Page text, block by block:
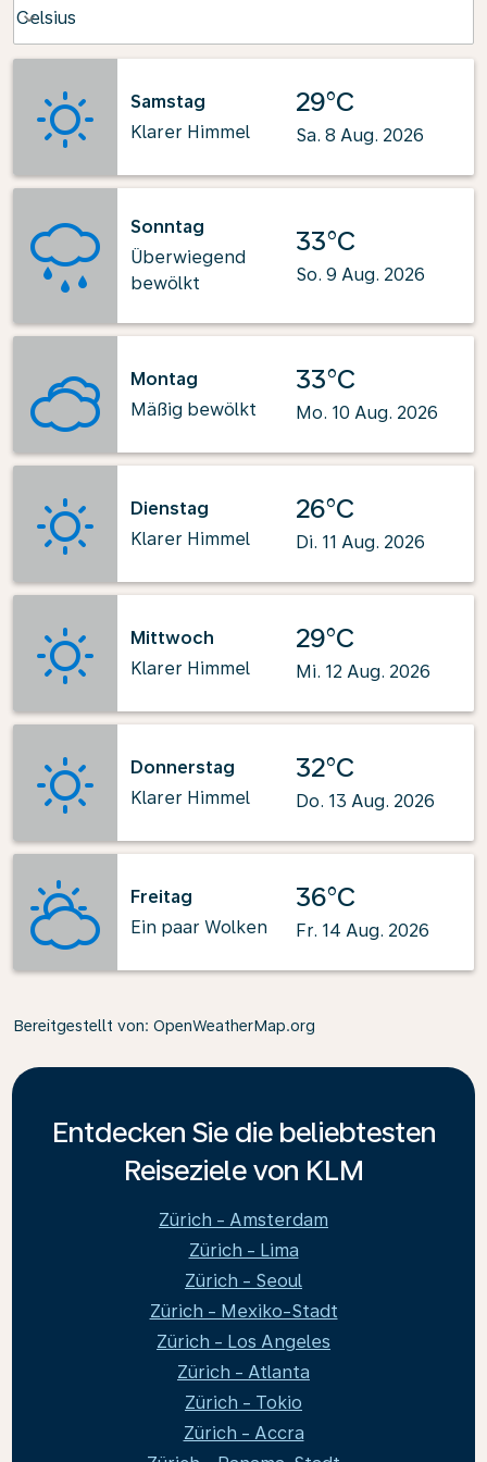
Celsius
keyboard_arrow_down
Samstag
Klarer Himmel
29°C
Sa. 8 Aug. 2026
Sonntag
Überwiegend
bewölkt
33°C
So. 9 Aug. 2026
Montag
Mäßig bewölkt
33°C
Mo. 10 Aug. 2026
Dienstag
Klarer Himmel
26°C
Di. 11 Aug. 2026
Mittwoch
Klarer Himmel
29°C
Mi. 12 Aug. 2026
Donnerstag
Klarer Himmel
32°C
Do. 13 Aug. 2026
Freitag
Ein paar Wolken
36°C
Fr. 14 Aug. 2026
Bereitgestellt von: OpenWeatherMap.org
Entdecken Sie die beliebtesten
Reiseziele von KLM
Zürich - Amsterdam
Zürich - Lima
Zürich - Seoul
Zürich - Mexiko-Stadt
Zürich - Los Angeles
Zürich - Atlanta
Zürich - Tokio
Zürich - Accra